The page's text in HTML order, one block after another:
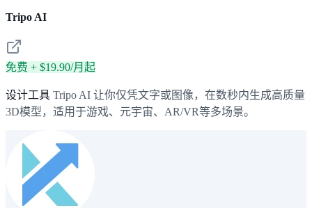
Tripo AI
免费 + $19.90/月起
设计工具 Tripo AI 让你仅凭文字或图像，在数秒内生成高质量
3D模型，适用于游戏、元宇宙、AR/VR等多场景。